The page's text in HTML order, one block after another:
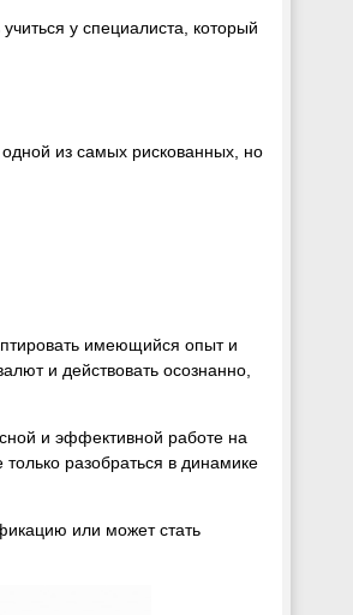
у специалиста, который
из самых рискованных, но
имеющийся опыт и
и действовать осознанно,
и эффективной работе на
разобраться в динамике
или может стать